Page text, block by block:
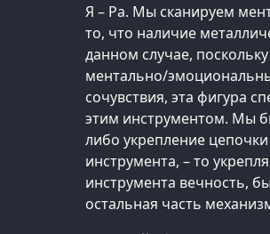
Я – Ра. Мы сканируем
то, что наличие
данном случае,
ментально/
сочувствия, эта фигура
этим инструментом. Мы
либо укрепление
инструмента, – то
инструмента вечность,
остальная часть